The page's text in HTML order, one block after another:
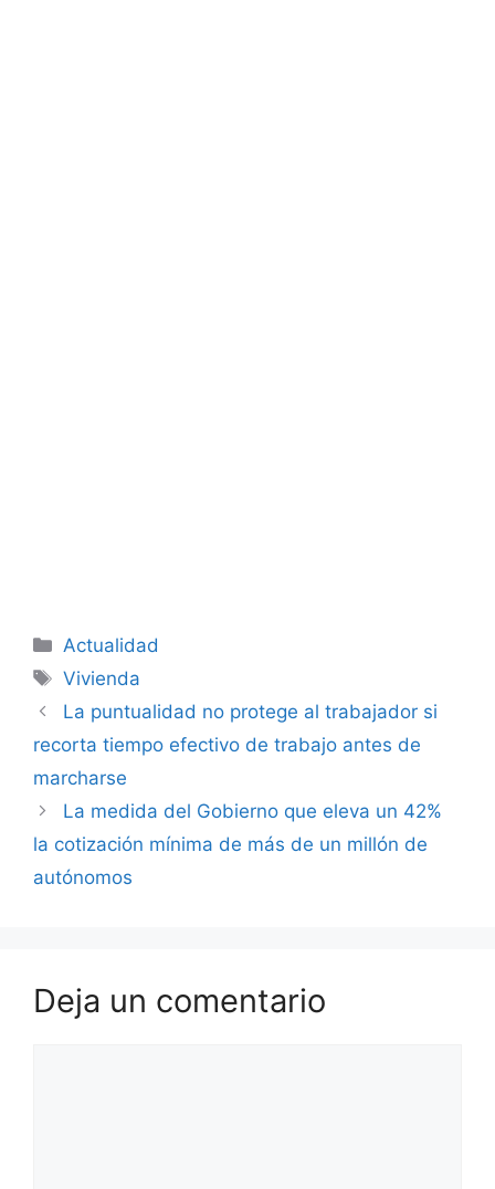
Categorías
Actualidad
Etiquetas
Vivienda
La puntualidad no protege al trabajador si
recorta tiempo efectivo de trabajo antes de
marcharse
La medida del Gobierno que eleva un 42%
la cotización mínima de más de un millón de
autónomos
Deja un comentario